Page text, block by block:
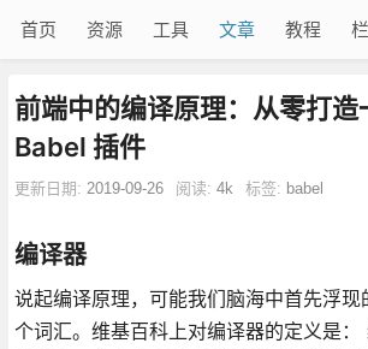
首页 资源 工具 文章 教程
前端中的编译原理：从零打造
Babel 插件
更新日期: 2019-09-26 阅读: 4k 标签: babel
编译器
说起编译原理，可能我们脑海中首先浮现
个词汇。维基百科上对编译器的定义是